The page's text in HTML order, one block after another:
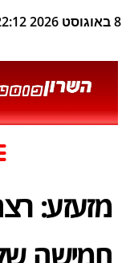
8 באוגוסט 2026 22:12
מזעזע: